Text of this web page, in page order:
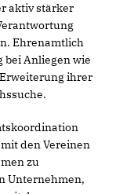
aktiv stärker
Ehrenamtlich
bei Anliegen wie
ihrer
den Vereinen
zu
Unternehmen,